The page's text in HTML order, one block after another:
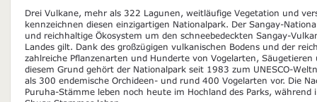
Drei Vulkane, mehr als 322 Lagunen, weitläufige Vegetation und
kennzeichnen diesen einzigartigen Nationalpark. Der Sangay-
und reichhaltige Ökosystem um den schneebedeckten Sangay-
Landes gilt. Dank des großzügigen vulkanischen Bodens und der
zahlreiche Pflanzenarten und Hunderte von Vogelarten,
diesem Grund gehört der Nationalpark seit 1983 zum UNESCO-
als 300 endemische Orchideen- und rund 400 Vogelarten vor. Die
Puruha-Stämme leben noch heute im Hochland des Parks, während